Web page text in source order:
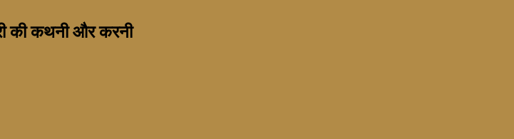
की कथनी और करनी